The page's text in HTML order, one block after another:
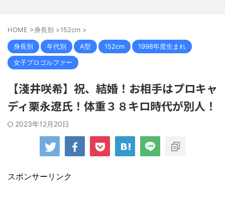
HOME >身長別 >152cm >
身長別 年代別 A型 152cm
1998年度生まれ
女子プロゴルファー
【淺井咲希】祝、結婚！お相手はプロキャ
ディ栗永遼氏！体重３８キロ時代が別人！
2023年12月20日
スポンサーリンク